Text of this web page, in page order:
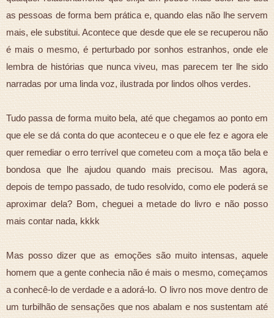
as pessoas de forma bem prática e, quando elas não lhe servem
mais, ele substitui. Acontece que desde que ele se recuperou não
é mais o mesmo, é perturbado por sonhos estranhos, onde ele
lembra de histórias que nunca viveu, mas parecem ter lhe sido
narradas por uma linda voz, ilustrada por lindos olhos verdes.
Tudo passa de forma muito bela, até que chegamos ao ponto em
que ele se dá conta do que aconteceu e o que ele fez e agora ele
quer remediar o erro terrível que cometeu com a moça tão bela e
bondosa que lhe ajudou quando mais precisou. Mas agora,
depois de tempo passado, de tudo resolvido, como ele poderá se
aproximar dela? Bom, cheguei a metade do livro e não posso
mais contar nada, kkkk
Mas posso dizer que as emoções são muito intensas, aquele
homem que a gente conhecia não é mais o mesmo, começamos
a conhecê-lo de verdade e a adorá-lo. O livro nos move dentro de
um turbilhão de sensações que nos abalam e nos sustentam até